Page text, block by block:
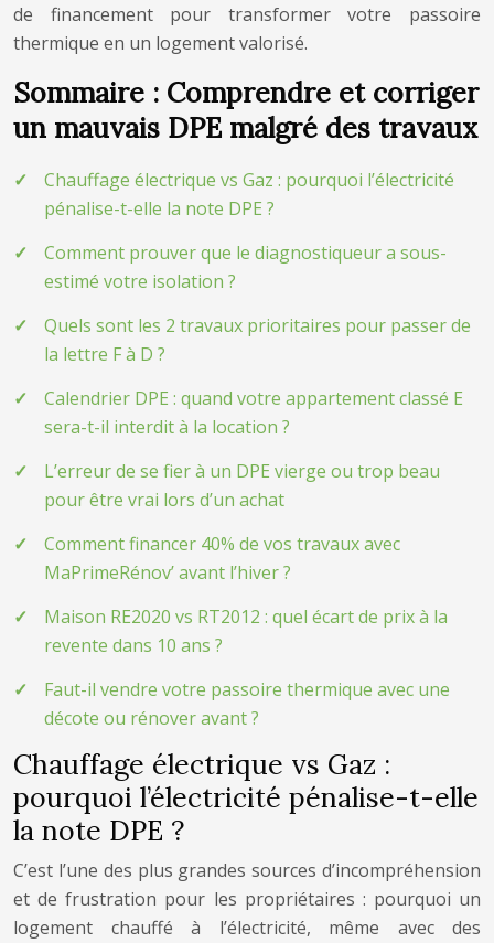
de financement pour transformer votre passoire
thermique en un logement valorisé.
Sommaire : Comprendre et corriger
un mauvais DPE malgré des travaux
Chauffage électrique vs Gaz : pourquoi l’électricité
pénalise-t-elle la note DPE ?
Comment prouver que le diagnostiqueur a sous-
estimé votre isolation ?
Quels sont les 2 travaux prioritaires pour passer de
la lettre F à D ?
Calendrier DPE : quand votre appartement classé E
sera-t-il interdit à la location ?
L’erreur de se fier à un DPE vierge ou trop beau
pour être vrai lors d’un achat
Comment financer 40% de vos travaux avec
MaPrimeRénov’ avant l’hiver ?
Maison RE2020 vs RT2012 : quel écart de prix à la
revente dans 10 ans ?
Faut-il vendre votre passoire thermique avec une
décote ou rénover avant ?
Chauffage électrique vs Gaz :
pourquoi l’électricité pénalise-t-elle
la note DPE ?
C’est l’une des plus grandes sources d’incompréhension
et de frustration pour les propriétaires : pourquoi un
logement chauffé à l’électricité, même avec des